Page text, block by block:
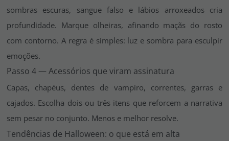
sombras escuras, sangue falso e lábios arroxeados cria
profundidade. Marque olheiras, afinando maçãs do rosto
com contorno. A regra é simples: luz e sombra para esculpir
emoções.
Passo 4 — Acessórios que viram assinatura
Capas, chapéus, dentes de vampiro, correntes, garras e
cajados. Escolha dois ou três itens que reforcem a narrativa
sem pesar no conjunto. Menos e melhor resolve.
Tendências de Halloween: o que está em alta